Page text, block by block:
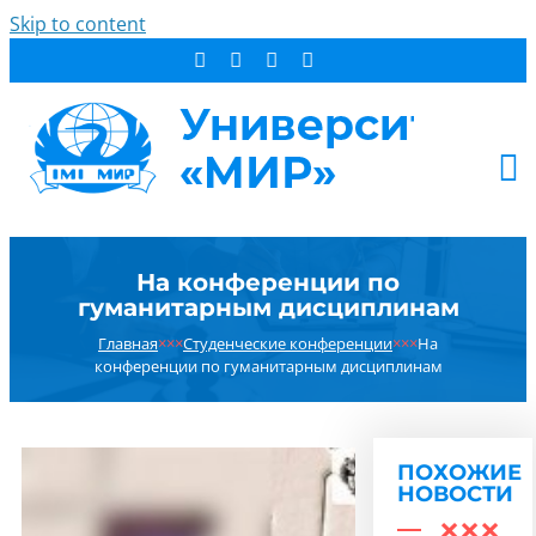
Skip to content
ДОПОБРАЗОВАНИЕ
ОБ УНИВЕРСИТЕТЕ
НОВОСТИ
РЕЗУЛЬТАТ ПОИСКА:
На конференции по
гуманитарным дисциплинам
Главная×××Студенческие конференции×××На
конференции по гуманитарным дисциплинам
ПОХОЖИЕ
НОВОСТИ